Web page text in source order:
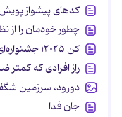
کدهای پیشواز
چطور خودمان را از نظر ذهنی ۳۸
کن ۲۰۲۵؛ جشنواره‌ای علیه خانواده
راز افرادی که کمتر
دورود، سرزمین
جان فدا